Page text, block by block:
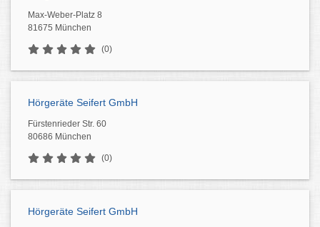
Max-Weber-Platz 8
81675 München
(0)
Hörgeräte Seifert GmbH
Fürstenrieder Str. 60
80686 München
(0)
Hörgeräte Seifert GmbH